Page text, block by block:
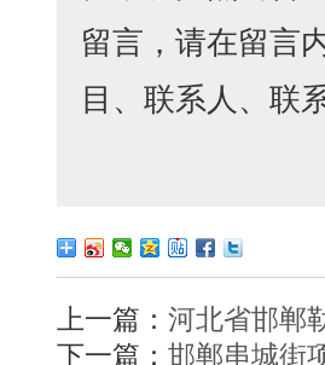
留言，请在留言
目、联系人、联
上一篇： 河北省邯郸
下一篇： 邯郸串城街